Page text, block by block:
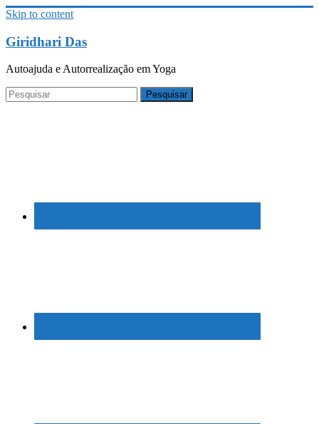
Skip to content
Giridhari Das
Autoajuda e Autorrealização em Yoga